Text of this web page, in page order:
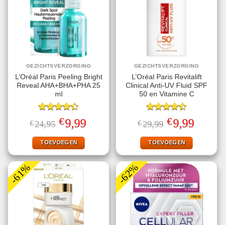
GEZICHTSVERZORGING
L’Oréal Paris Peeling Bright
Reveal AHA+BHA+PHA 25
ml
Gewaardeerd
4.40uit 5
€24,95 Oorspronkelijke
prijs
was:
€24,95.
€9,99Huidige
prijs
TOEVOEGEN
GEZICHTSVERZORGING
L’Oréal Paris Revitalift
Clinical Anti-UV Fluid SPF
50 en Vitamine C
Gewaardeerd
4.50uit 5
€29,99 Oorspronkelijke
prijs
was:
€29,99.
€9,99Huidige
prijs
TOEVOEGEN
-61% -62%